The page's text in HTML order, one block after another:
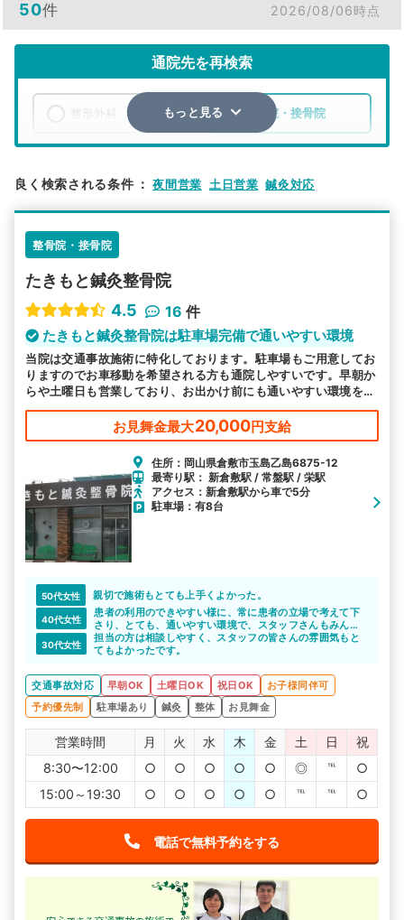
50件 2026/08/06時点
通院先を再検索
整骨院・接骨院
検索する
駅から探す 院名から探す
もっと見る
良く検索される条件 ： 夜間営業 土日営業 鍼灸対応
整骨院・接骨院
たきもと鍼灸整骨院
4.5
16 件
たきもと鍼灸整骨院は駐車場完備で通いやすい環境
当院は交通事故施術に特化しております。駐車場もご用意してお
りますのでお車移動を希望される方も通院しやすいです。早朝か
らや土曜日も営業しており、お出かけ前にも通いやすい環境を整
えて皆様のお越しをお待ちしております。
お見舞金最大20,000円支給
住所：岡山県倉敷市玉島乙島6875-12
最寄り駅： 新倉敷駅 / 常盤駅 / 栄駅
アクセス：新倉敷駅から車で5分
駐車場：有8台
50代女性 親切で施術もとても上手くよかった。
40代女性
患者の利用のできやすい様に、常に患者の立場で考えて下
さり、とても、通いやすい環境で、スタッフさんもみんな
元気で感じ良かったです。
30代女性
担当の方は相談しやすく、スタッフの皆さんの雰囲気もと
てもよかったです。
交通事故対応 早朝OK 土曜日OK 祝日OK
お子様同伴可
予約優先制
駐車場あり 鍼灸 整体 お見舞金
営業時間 月 火 水 木 金 土 日
祝
8:30〜12:00
○ ○ ○ ○ ○ ◎ ℡
○
15:00～19:30
○ ○ ○ ○ ○ ℡ ℡ ○
電話で無料予約をする